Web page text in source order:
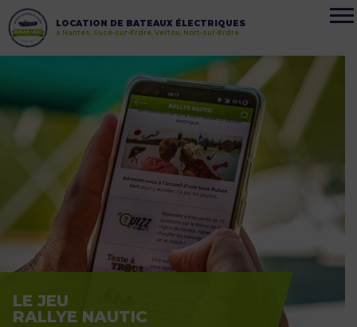
LOCATION DE BATEAUX ÉLECTRIQUES
à Nantes, Sucé-sur-Erdre, Vertou, Nort-sur-Erdre
LE JEU
RALLYE NAUTIC